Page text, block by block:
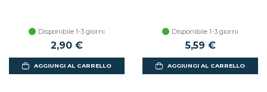
Disponibile 1-3 giorni
2,90 €
AGGIUNGI AL CARRELLO
Disponibile 1-3 giorni
5,59 €
AGGIUNGI AL CARRELLO